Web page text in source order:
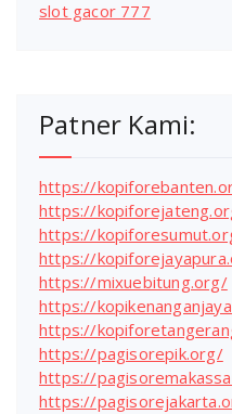
slot gacor 777
Patner Kami:
https://
https://
https://
https://
https://mixuebitung.org/
https://
https://
https://pagisorepik.org/
https://
https://